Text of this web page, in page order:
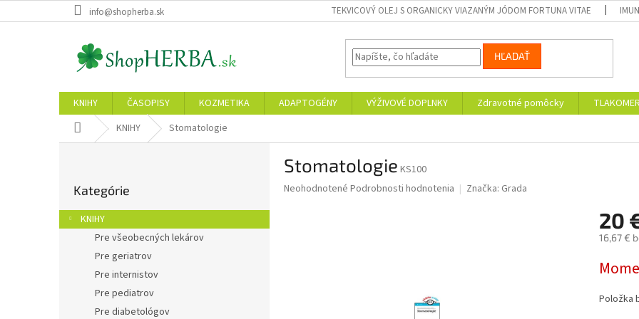
na
info@shopherba.sk TEKVICOVÝ OLEJ S ORGANICKY VIAZANÝM JÓDOM FORTUNA VITAE
HĽADAŤ
KNIHY ČASOPISY KOZMETIKA ADAPTOGÉNY VÝŽIVOVÉ DOPLNKY Zdravotné pomôcky
DomovKNIHY Stomatologie
ý
p
kategórie
Kategórie
KNIHY
Pre všeobecných lekárov
Pre geriatrov
Pre internistov
Pre pediatrov
Pre diabetológov
Stomatologie KS100
Priemerné
Neohodnotené Podrobnosti hodnotenia Značka: Grada
20
16,67 €
cena:
Položka